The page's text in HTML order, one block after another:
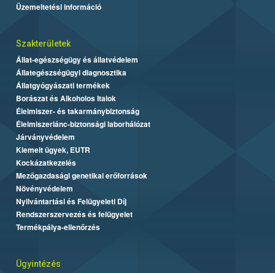
Üzemeltetési információ
Szakterületek
Állat-egészségügy és állatvédelem
Állategészségügyi diagnosztika
Állatgyógyászati termékek
Borászat és Alkoholos Italok
Élelmiszer- és takarmánybiztonság
Élelmiszerlánc-biztonsági laborhálózat
Járványvédelem
Kiemelt ügyek, EUTR
Kockázatkezelés
Mezőgazdasági genetikai erőforrások
Növényvédelem
Nyilvántartási és Felügyeleti Díj
Rendszerszervezés és felügyelet
Termékpálya-ellenőrzés
Ügyintézés